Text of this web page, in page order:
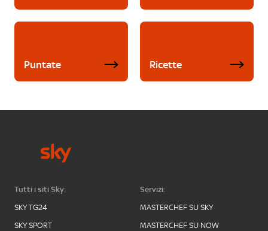
Puntate Ricette
Tutti i siti Sky:
SKY TG24
SKY SPORT
Servizi:
MASTERCHEF SU SKY
MASTERCHEF SU NOW